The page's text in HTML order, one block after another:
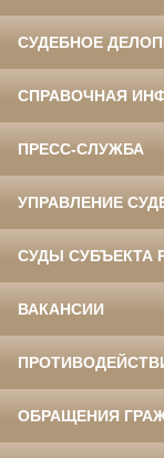
СУДЕБНОЕ
СПРАВОЧНАЯ
ПРЕСС-СЛУЖБА
УПРАВЛЕНИЕ
СУДЫ СУБЪЕКТА
ВАКАНСИИ
ОБРАЩЕНИЯ